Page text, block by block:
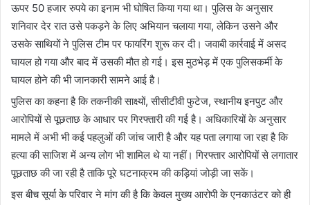
ऊपर 50 हजार रुपये का इनाम भी घोषित किया गया था। पुलिस के अनुसार
शनिवार देर रात उसे पकड़ने के लिए अभियान चलाया गया, लेकिन उसने और
उसके साथियों ने पुलिस टीम पर फायरिंग शुरू कर दी। जवाबी कार्रवाई में असद
घायल हो गया और बाद में उसकी मौत हो गई। इस मुठभेड़ में एक पुलिसकर्मी के
घायल होने की भी जानकारी सामने आई है।
पुलिस का कहना है कि तकनीकी साक्ष्यों, सीसीटीवी फुटेज, स्थानीय इनपुट और
आरोपियों से पूछताछ के आधार पर गिरफ्तारी की गई है। अधिकारियों के अनुसार
मामले में अभी भी कई पहलुओं की जांच जारी है और यह पता लगाया जा रहा है कि
हत्या की साजिश में अन्य लोग भी शामिल थे या नहीं। गिरफ्तार आरोपियों से लगातार
पूछताछ की जा रही है ताकि पूरे घटनाक्रम की कड़ियां जोड़ी जा सकें।
इस बीच सूर्या के परिवार ने मांग की है कि केवल मुख्य आरोपी के एनकाउंटर को ही